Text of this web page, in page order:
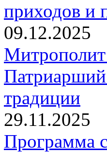
приходов и
09.12.2025
Патриарший
традиции
29.11.2025
Программа